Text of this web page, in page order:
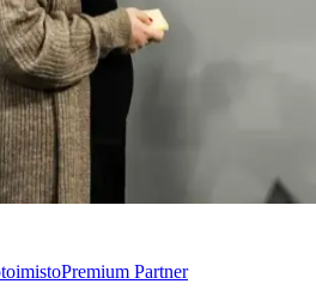
Premium Partner